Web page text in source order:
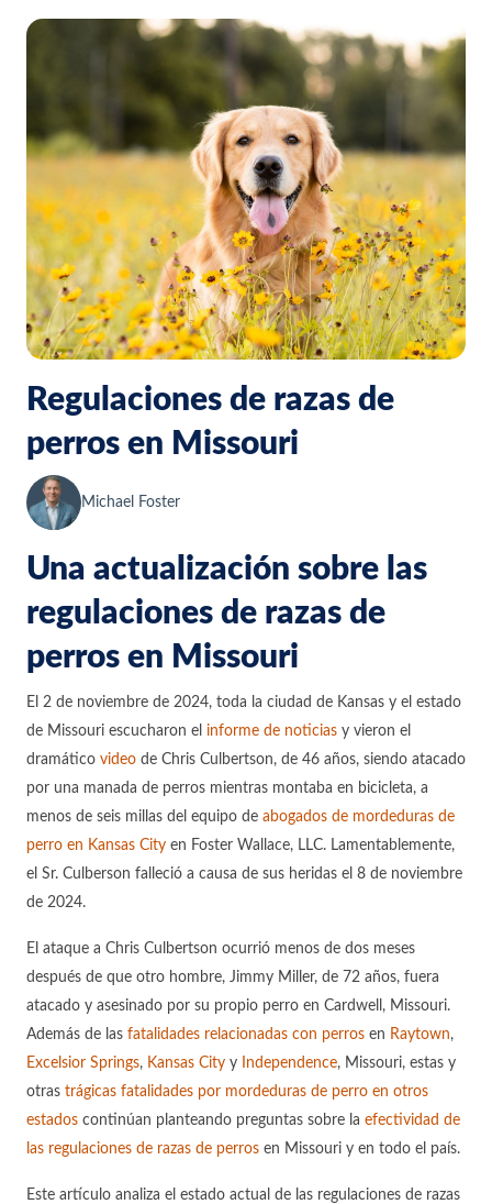
Regulaciones de razas de
perros en Missouri
Michael Foster
Una actualización sobre las
regulaciones de razas de
perros en Missouri
El 2 de noviembre de 2024, toda la ciudad de Kansas y el estado
de Missouri escucharon el informe de noticias y vieron el
dramático video de Chris Culbertson, de 46 años, siendo atacado
por una manada de perros mientras montaba en bicicleta, a
menos de seis millas del equipo de abogados de mordeduras de
perro en Kansas City en Foster Wallace, LLC. Lamentablemente,
el Sr. Culberson falleció a causa de sus heridas el 8 de noviembre
de 2024.
El ataque a Chris Culbertson ocurrió menos de dos meses
después de que otro hombre, Jimmy Miller, de 72 años, fuera
atacado y asesinado por su propio perro en Cardwell, Missouri.
Además de las fatalidades relacionadas con perros en Raytown,
Excelsior Springs, Kansas City y Independence, Missouri, estas y
otras trágicas fatalidades por mordeduras de perro en otros
estados continúan planteando preguntas sobre la efectividad de
las regulaciones de razas de perros en Missouri y en todo el país.
Este artículo analiza el estado actual de las regulaciones de razas